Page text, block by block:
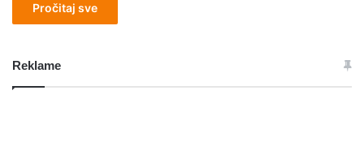
Pročitaj sve
Reklame